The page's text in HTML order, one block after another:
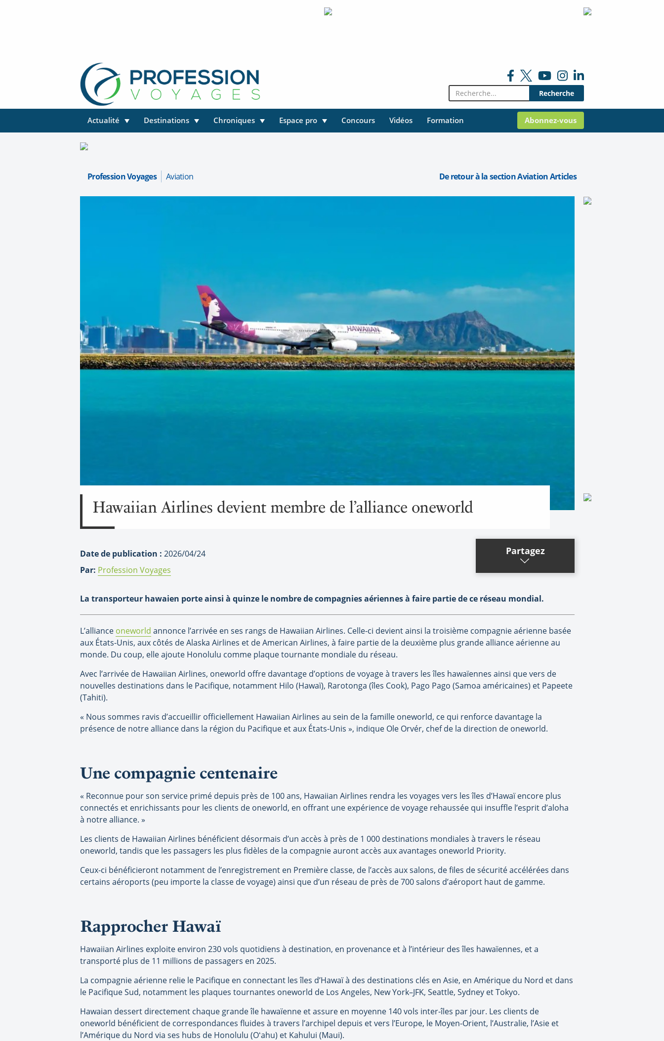
Rechercher:
Actualité Destinations Chroniques Espace pro Concours Vidéos Formation Abonnez-vous
Profession Voyages Aviation De retour à la section Aviation Articles
Hawaiian Airlines devient membre de l’alliance oneworld
Date de publication : 2026/04/24
Par: Profession Voyages
Partagez
La transporteur hawaien porte ainsi à quinze le nombre de compagnies aériennes à faire partie de ce réseau mondial.
L’alliance oneworld annonce l’arrivée en ses rangs de Hawaiian Airlines. Celle-ci devient ainsi la troisième compagnie aérienne basée
aux États-Unis, aux côtés de Alaska Airlines et de American Airlines, à faire partie de la deuxième plus grande alliance aérienne au
monde. Du coup, elle ajoute Honolulu comme plaque tournante mondiale du réseau.
Avec l’arrivée de Hawaiian Airlines, oneworld offre davantage d’options de voyage à travers les îles hawaïennes ainsi que vers de
nouvelles destinations dans le Pacifique, notamment Hilo (Hawaï), Rarotonga (îles Cook), Pago Pago (Samoa américaines) et Papeete
(Tahiti).
« Nous sommes ravis d’accueillir officiellement Hawaiian Airlines au sein de la famille oneworld, ce qui renforce davantage la
présence de notre alliance dans la région du Pacifique et aux États-Unis », indique Ole Orvér, chef de la direction de oneworld.
Une compagnie centenaire
« Reconnue pour son service primé depuis près de 100 ans, Hawaiian Airlines rendra les voyages vers les îles d’Hawaï encore plus
connectés et enrichissants pour les clients de oneworld, en offrant une expérience de voyage rehaussée qui insuffle l’esprit d’aloha
à notre alliance. »
Les clients de Hawaiian Airlines bénéficient désormais d’un accès à près de 1 000 destinations mondiales à travers le réseau
oneworld, tandis que les passagers les plus fidèles de la compagnie auront accès aux avantages oneworld Priority.
Ceux-ci bénéficieront notamment de l’enregistrement en Première classe, de l’accès aux salons, de files de sécurité accélérées dans
certains aéroports (peu importe la classe de voyage) ainsi que d’un réseau de près de 700 salons d’aéroport haut de gamme.
Rapprocher Hawaï
Hawaiian Airlines exploite environ 230 vols quotidiens à destination, en provenance et à l’intérieur des îles hawaïennes, et a
transporté plus de 11 millions de passagers en 2025.
La compagnie aérienne relie le Pacifique en connectant les îles d’Hawaï à des destinations clés en Asie, en Amérique du Nord et dans
le Pacifique Sud, notamment les plaques tournantes oneworld de Los Angeles, New York–JFK, Seattle, Sydney et Tokyo.
Hawaian dessert directement chaque grande île hawaïenne et assure en moyenne 140 vols inter-îles par jour. Les clients de
oneworld bénéficient de correspondances fluides à travers l’archipel depuis et vers l’Europe, le Moyen-Orient, l’Australie, l’Asie et
l’Amérique du Nord via ses hubs de Honolulu (Oʻahu) et Kahului (Maui).